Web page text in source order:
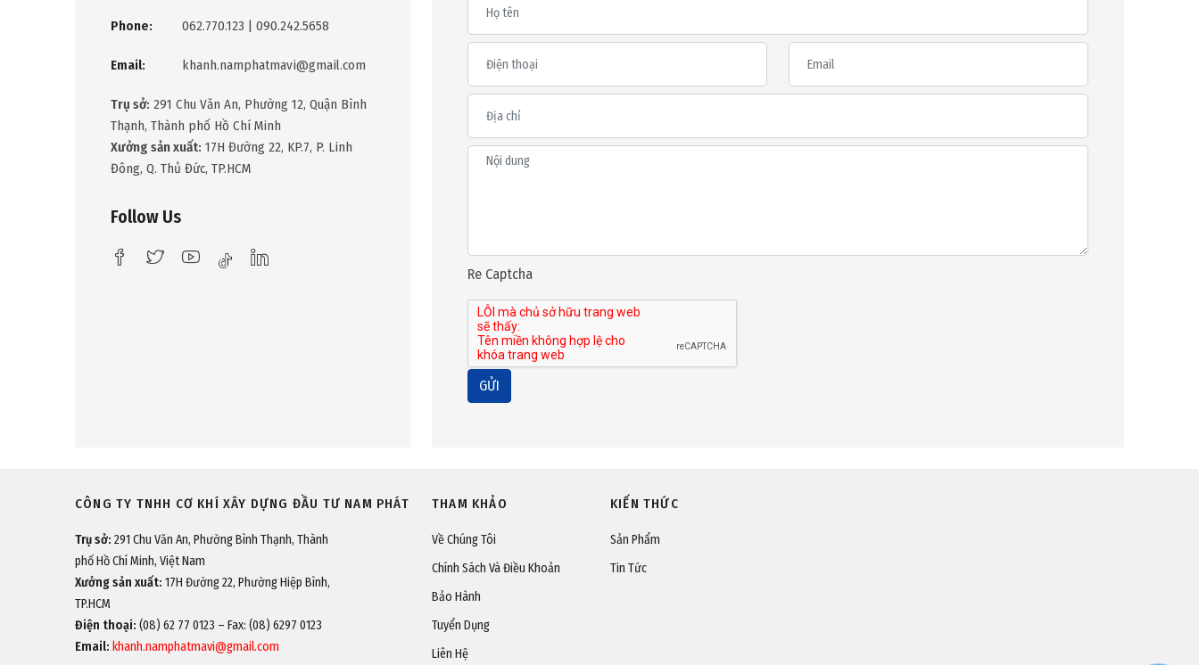
Phone: 062.770.123 | 090.242.5658
Email: khanh.namphatmavi@gmail.com
Trụ sở: 291 Chu Văn An, Phường 12, Quận Bình
Thạnh, Thành phố Hồ Chí Minh
Xưởng sản xuất: 17H Đường 22, KP.7, P. Linh
Đông, Q. Thủ Đức, TP.HCM
Follow Us
Re Captcha
GỬI
CÔNG TY TNHH CƠ KHÍ XÂY DỰNG ĐẦU TƯ NAM PHÁT
Trụ sở: 291 Chu Văn An, Phường Bình Thạnh, Thành
phố Hồ Chí Minh, Việt Nam
Xưởng sản xuất: 17H Đường 22, Phường Hiệp Bình,
TP.HCM
Điện thoại: (08) 62 77 0123 – Fax: (08) 6297 0123
Email: khanh.namphatmavi@gmail.com
THAM KHẢO
Về Chúng Tôi
Chính Sách Và Điều Khoản
Bảo Hành
Tuyển Dụng
Liên Hệ
KIẾN THỨC
Sản Phẩm
Tin Tức